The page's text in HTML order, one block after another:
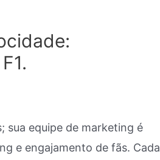
sua equipe de marketing é
e engajamento de fãs. Cada